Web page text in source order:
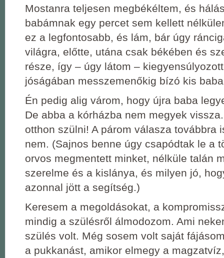
Mostanra teljesen megbékéltem, és
babámnak egy percet sem kellett
ez a legfontosabb, és lám, bár úgy
világra, előtte, utána csak békében és
része, így – úgy látom –
jóságában messzemenőkig bízó kis
Én pedig alig várom, hogy újra baba
De abba a kórházba nem megyek
otthon szülni! A párom válasza továbbra
nem. (Sajnos benne úgy csapódtak le a
orvos megmentett minket, nélküle talán
szerelme és a kislánya, és milyen jó,
azonnal jött a segítség.)
Keresem a megoldásokat, a
mindig a szülésről álmodozom. Ami
szülés volt. Még sosem volt saját
a pukkanást, amikor elmegy a